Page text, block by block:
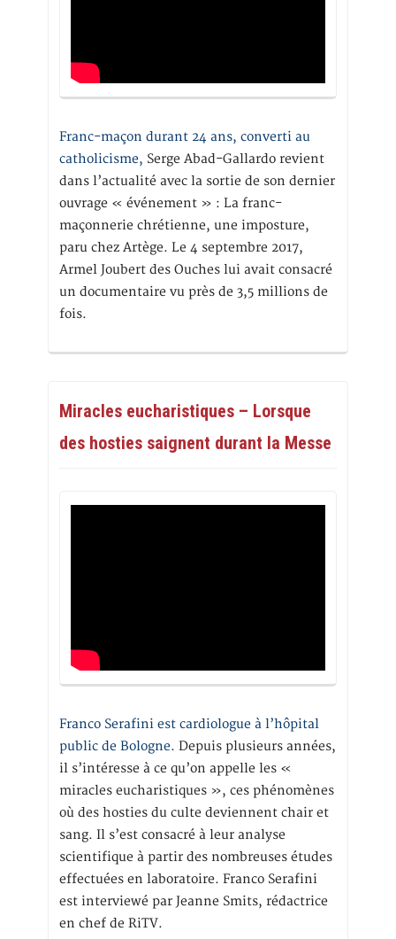
Franc-maçon durant 24 ans, converti au
catholicisme, Serge Abad-Gallardo revient
dans l’actualité avec la sortie de son dernier
ouvrage « événement » : La franc-
maçonnerie chrétienne, une imposture,
paru chez Artège. Le 4 septembre 2017,
Armel Joubert des Ouches lui avait consacré
un documentaire vu près de 3,5 millions de
fois.
Miracles eucharistiques – Lorsque
des hosties saignent durant la Messe
Franco Serafini est cardiologue à l’hôpital
public de Bologne. Depuis plusieurs années,
il s’intéresse à ce qu’on appelle les «
miracles eucharistiques », ces phénomènes
où des hosties du culte deviennent chair et
sang. Il s’est consacré à leur analyse
scientifique à partir des nombreuses études
effectuées en laboratoire. Franco Serafini
est interviewé par Jeanne Smits, rédactrice
en chef de RiTV.